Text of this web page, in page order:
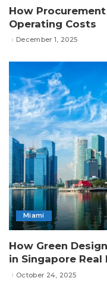
How
Operating Costs
December 1, 2025
Miami
How Green
in Singapore Real
October 24, 2025